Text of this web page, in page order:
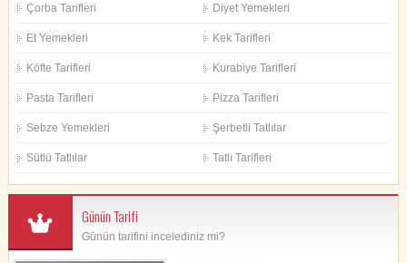
Çorba Tarifleri Diyet Yemekleri
Et Yemekleri Kek Tarifleri
Köfte Tarifleri Kurabiye Tarifleri
Pasta Tarifleri Pizza Tarifleri
Sebze Yemekleri Şerbetli Tatlılar
Sütlü Tatlılar Tatlı Tarifleri
Günün Tarifi
Günün tarifini incelediniz mi?